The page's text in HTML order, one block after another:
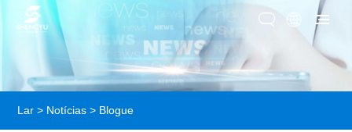
Lar > Notícias > Blogue